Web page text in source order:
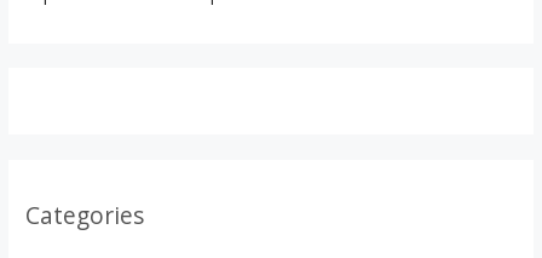
Categories